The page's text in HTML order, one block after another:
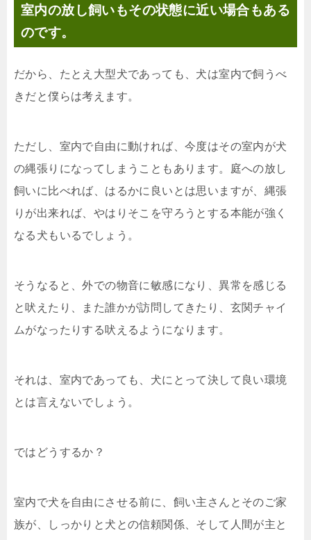
室内の放し飼いもその状態に近い場合もある
のです。
だから、たとえ大型犬であっても、犬は室内で飼うべ
きだと僕らは考えます。
ただし、室内で自由に動ければ、今度はその室内が犬
の縄張りになってしまうこともあります。庭への放し
飼いに比べれば、はるかに良いとは思いますが、縄張
りが出来れば、やはりそこを守ろうとする本能が強く
なる犬もいるでしょう。
そうなると、外での物音に敏感になり、異常を感じる
と吠えたり、また誰かが訪問してきたり、玄関チャイ
ムがなったりする吠えるようになります。
それは、室内であっても、犬にとって決して良い環境
とは言えないでしょう。
ではどうするか？
室内で犬を自由にさせる前に、飼い主さんとそのご家
族が、しっかりと犬との信頼関係、そして人間が主と